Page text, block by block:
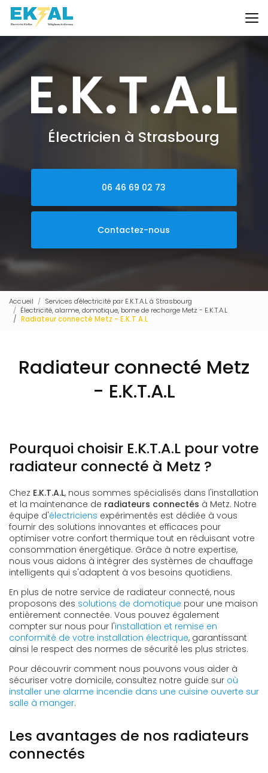
Aller
au
contenu
principal
Électricien à Strasbourg
06 46 69 02 73
Contactez-nous
Accueil
Services d'électricité par E.K.T.A.L à Strasbourg
Électricité, alarme, domotique, borne de recharge Metz - E.K.T.A.L
Radiateur connecté Metz - E.K.T.A.L
Radiateur connecté Metz
- E.K.T.A.L
Pourquoi choisir E.K.T.A.L pour votre
radiateur connecté à Metz ?
Chez E.K.T.A.L, nous sommes spécialisés dans l'installation
et la maintenance de radiateurs connectés à Metz. Notre
équipe d'électriciens expérimentés est dédiée à vous
fournir des solutions innovantes et efficaces pour
optimiser votre confort thermique tout en réduisant votre
consommation énergétique. Grâce à notre expertise,
nous vous aidons à intégrer des systèmes de chauffage
intelligents qui s'adaptent à vos besoins quotidiens.
En plus de notre service de radiateur connecté, nous
proposons des solutions de domotique pour une maison
entièrement connectée. Vous pouvez également
compter sur nous pour l'installation et remise en
conformité de votre installation électrique, garantissant
ainsi le respect des normes de sécurité les plus strictes.
Pour découvrir comment nous pouvons vous aider à
sécuriser votre domicile, consultez notre guide sur où
installer une alarme incendie dans une cuisine ouverte sur
salle à manger.
Les avantages de nos radiateurs
connectés